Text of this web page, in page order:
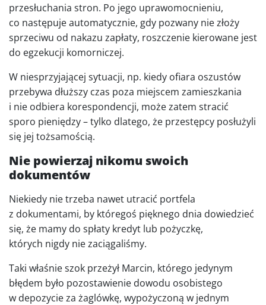
przesłuchania stron. Po jego uprawomocnieniu,
co następuje automatycznie, gdy pozwany nie złoży
sprzeciwu od nakazu zapłaty, roszczenie kierowane jest
do egzekucji komorniczej.
W niesprzyjającej sytuacji, np. kiedy ofiara oszustów
przebywa dłuższy czas poza miejscem zamieszkania
i nie odbiera korespondencji, może zatem stracić
sporo pieniędzy – tylko dlatego, że przestępcy posłużyli
się jej tożsamością.
Nie powierzaj nikomu swoich
dokumentów
Niekiedy nie trzeba nawet utracić portfela
z dokumentami, by któregoś pięknego dnia dowiedzieć
się, że mamy do spłaty kredyt lub pożyczkę,
których nigdy nie zaciągaliśmy.
Taki właśnie szok przeżył Marcin, którego jedynym
błędem było pozostawienie dowodu osobistego
w depozycie za żaglówkę, wypożyczoną w jednym